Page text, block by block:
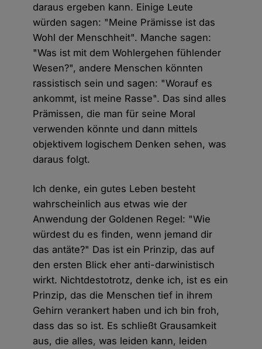
daraus ergeben kann. Einige Leute
würden sagen: "Meine Prämisse ist das
Wohl der Menschheit". Manche sagen:
"Was ist mit dem Wohlergehen fühlender
Wesen?", andere Menschen könnten
rassistisch sein und sagen: "Worauf es
ankommt, ist meine Rasse". Das sind alles
Prämissen, die man für seine Moral
verwenden könnte und dann mittels
objektivem logischem Denken sehen, was
daraus folgt.
Ich denke, ein gutes Leben besteht
wahrscheinlich aus etwas wie der
Anwendung der Goldenen Regel: "Wie
würdest du es finden, wenn jemand dir
das antäte?" Das ist ein Prinzip, das auf
den ersten Blick eher anti-darwinistisch
wirkt. Nichtdestotrotz, denke ich, ist es ein
Prinzip, das die Menschen tief in ihrem
Gehirn verankert haben und ich bin froh,
dass das so ist. Es schließt Grausamkeit
aus, die alles, was leiden kann, leiden